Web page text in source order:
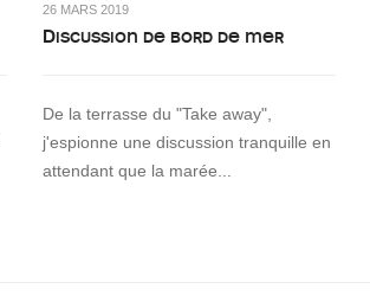
26 MARS 2019
Discussion de bord de mer
De la terrasse du "Take away",
j'espionne une discussion tranquille en
attendant que la marée...